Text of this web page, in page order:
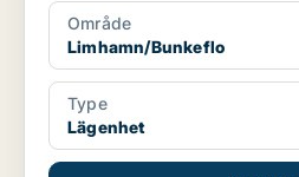
Område
Limhamn/Bunkeflo
Type
Lägenhet